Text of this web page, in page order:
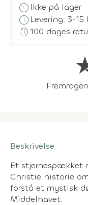
block Ikke på lager
scheduleLevering: 3-15
history100 dages
Beskrivelse
Et stjernespækket
Christie historie
forstå et mystisk
Middelhavet.